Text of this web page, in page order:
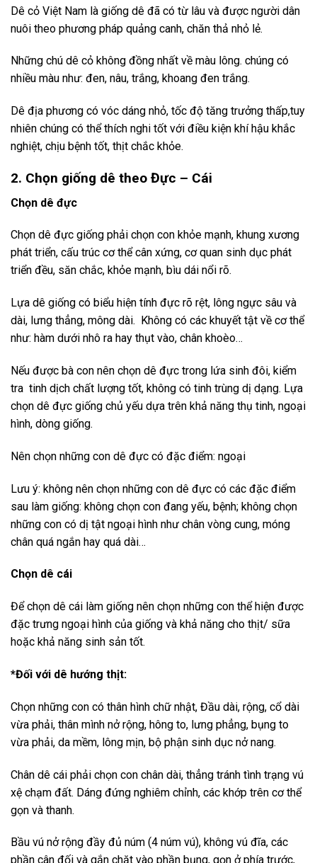
Dê cỏ Việt Nam là giống dê đã có từ lâu và được người dân
nuôi theo phương pháp quảng canh, chăn thả nhỏ lẻ.
Những chú dê cỏ không đồng nhất về màu lông. chúng có
nhiều màu như: đen, nâu, trắng, khoang đen trắng.
Dê địa phương có vóc dáng nhỏ, tốc độ tăng trưởng thấp,tuy
nhiên chúng có thể thích nghi tốt với điều kiện khí hậu khắc
nghiệt, chịu bệnh tốt, thịt chắc khỏe.
2. Chọn giống dê theo Đực – Cái
Chọn dê đực
Chọn dê đực giống phải chọn con khỏe mạnh, khung xương
phát triển, cấu trúc cơ thể cân xứng, cơ quan sinh dục phát
triển đều, săn chắc, khỏe mạnh, bìu dái nổi rõ.
Lựa dê giống có biểu hiện tính đực rõ rệt, lông ngực sâu và
dài, lưng thẳng, mông dài. Không có các khuyết tật về cơ thể
như: hàm dưới nhô ra hay thụt vào, chân khoèo…
Nếu được bà con nên chọn dê đực trong lứa sinh đôi, kiểm
tra tinh dịch chất lượng tốt, không có tinh trùng dị dạng. Lựa
chọn dê đực giống chủ yếu dựa trên khả năng thụ tinh, ngoại
hình, dòng giống.
Nên chọn những con dê đực có đặc điểm: ngoại
Lưu ý: không nên chọn những con dê đực có các đặc điểm
sau làm giống: không chọn con đang yếu, bệnh; không chọn
những con có dị tật ngoại hình như chân vòng cung, móng
chân quá ngắn hay quá dài…
Chọn dê cái
Để chọn dê cái làm giống nên chọn những con thể hiện được
đặc trưng ngoại hình của giống và khả năng cho thịt/ sữa
hoặc khả năng sinh sản tốt.
*Đối với dê hướng thịt:
Chọn những con có thân hình chữ nhật, Đầu dài, rộng, cổ dài
vừa phải, thân mình nở rộng, hông to, lưng phẳng, bụng to
vừa phải, da mềm, lông mịn, bộ phận sinh dục nở nang.
Chân dê cái phải chọn con chân dài, thẳng tránh tình trạng vú
xệ chạm đất. Dáng đứng nghiêm chỉnh, các khớp trên cơ thể
gọn và thanh.
Bầu vú nở rộng đầy đủ núm (4 núm vú), không vú đĩa, các
phần cân đối và gắn chặt vào phần bụng, gọn ở phía trước,